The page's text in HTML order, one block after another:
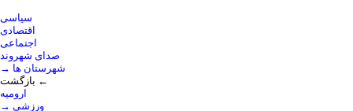
سیاسی
اقتصادی
اجتماعی
صدای شهروند
→ شهرستان ها
بازگشت ←
ارومیه
→ ورزشی